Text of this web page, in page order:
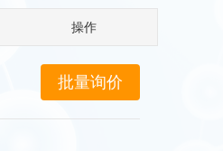
操作